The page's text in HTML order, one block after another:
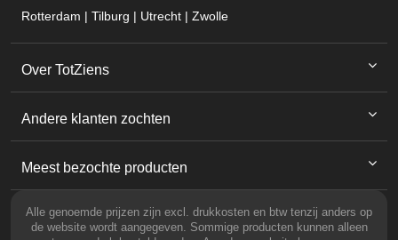
Rotterdam | Tilburg | Utrecht | Zwolle
Over TotZiens
Andere klanten zochten
Meest bezochte producten
Alle genoemde prijzen zijn excl. drukkosten en btw tenzij anders op
de website wordt aangegeven. Sommige producten kunnen alleen